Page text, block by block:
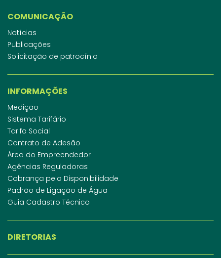
COMUNICAÇÃO
Notícias
Publicações
Solicitação de patrocínio
INFORMAÇÕES
Medição
Sistema Tarifário
Tarifa Social
Contrato de Adesão
Área do Empreendedor
Agências Reguladoras
Cobrança pela Disponibilidade
Padrão de Ligação de Água
Guia Cadastro Técnico
DIRETORIAS